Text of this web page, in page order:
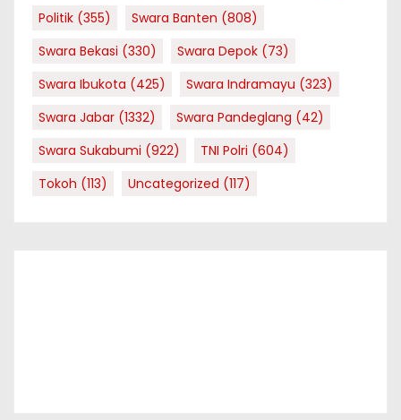
Politik (355) Swara Banten (808)
Swara Bekasi (330) Swara Depok (73)
Swara Ibukota (425) Swara Indramayu (323)
Swara Jabar (1332) Swara Pandeglang (42)
Swara Sukabumi (922) TNI Polri (604)
Tokoh (113) Uncategorized (117)